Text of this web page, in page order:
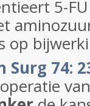
5-
op
Surg 74: